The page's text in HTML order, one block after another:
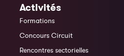
Activités
Formations
Concours Circuit
Rencontres sectorielles